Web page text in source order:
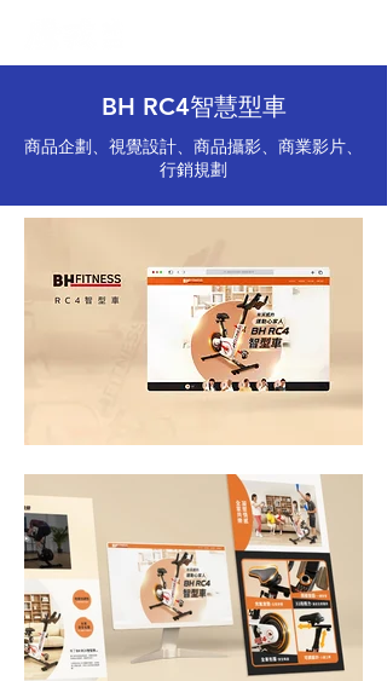
BH RC4智慧型車
商品企劃、視覺設計、商品攝影、商業影片、
行銷規劃